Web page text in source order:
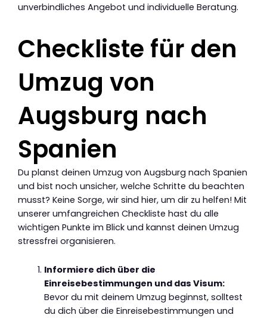
unverbindliches Angebot und individuelle Beratung.
Checkliste für den
Umzug von
Augsburg nach
Spanien
Du planst deinen Umzug von Augsburg nach Spanien
und bist noch unsicher, welche Schritte du beachten
musst? Keine Sorge, wir sind hier, um dir zu helfen! Mit
unserer umfangreichen Checkliste hast du alle
wichtigen Punkte im Blick und kannst deinen Umzug
stressfrei organisieren.
Informiere dich über die
Einreisebestimmungen und das Visum:
Bevor du mit deinem Umzug beginnst, solltest
du dich über die Einreisebestimmungen und